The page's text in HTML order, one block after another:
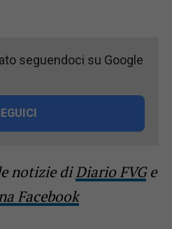
seguendoci su Google
notizie diDiario FVGe
Facebook